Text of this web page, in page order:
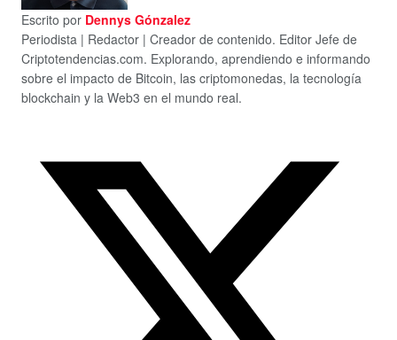
Escrito por Dennys Gónzalez
Periodista | Redactor | Creador de contenido. Editor Jefe de
Criptotendencias.com. Explorando, aprendiendo e informando
sobre el impacto de Bitcoin, las criptomonedas, la tecnología
blockchain y la Web3 en el mundo real.